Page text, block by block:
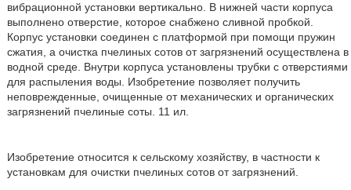
вибрационной установки вертикально. В нижней части корпуса
выполнено отверстие, которое снабжено сливной пробкой.
Корпус установки соединен с платформой при помощи пружин
сжатия, а очистка пчелиных сотов от загрязнений осуществлена в
водной среде. Внутри корпуса установлены трубки с отверстиями
для распыления воды. Изобретение позволяет получить
неповрежденные, очищенные от механических и органических
загрязнений пчелиные соты. 11 ил.
Изобретение относится к сельскому хозяйству, в частности к
установкам для очистки пчелиных сотов от загрязнений.